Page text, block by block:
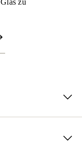
zu
nahezu alle